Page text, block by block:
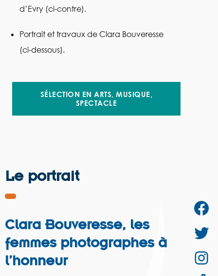
d’Evry (ci-contre).
Portrait et travaux de Clara Bouveresse
(ci-dessous).
SÉLECTION EN ARTS, MUSIQUE,
SPECTACLE
Le portrait
Clara Bouveresse, les
femmes photographes à
l’honneur